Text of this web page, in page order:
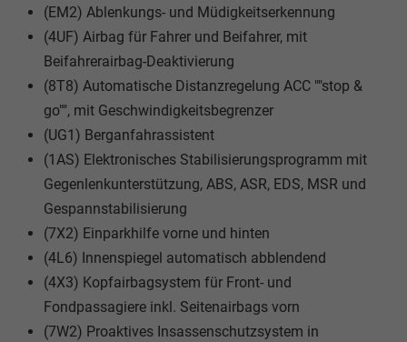
(EM2) Ablenkungs- und Müdigkeitserkennung
(4UF) Airbag für Fahrer und Beifahrer, mit
Beifahrerairbag-Deaktivierung
(8T8) Automatische Distanzregelung ACC ""stop &
go"", mit Geschwindigkeitsbegrenzer
(UG1) Berganfahrassistent
(1AS) Elektronisches Stabilisierungsprogramm mit
Gegenlenkunterstützung, ABS, ASR, EDS, MSR und
Gespannstabilisierung
(7X2) Einparkhilfe vorne und hinten
(4L6) Innenspiegel automatisch abblendend
(4X3) Kopfairbagsystem für Front- und
Fondpassagiere inkl. Seitenairbags vorn
(7W2) Proaktives Insassenschutzsystem in